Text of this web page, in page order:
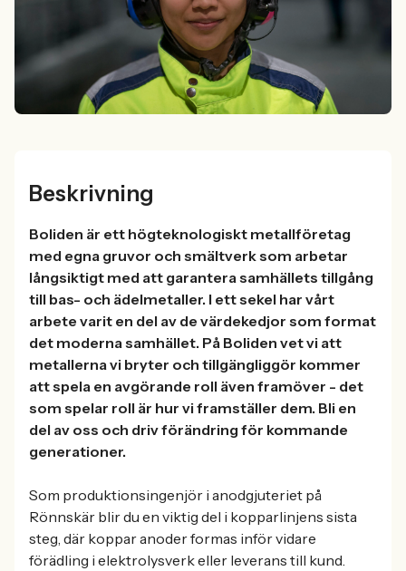
Beskrivning
Boliden är ett högteknologiskt metallföretag
med egna gruvor och smältverk som arbetar
långsiktigt med att garantera samhällets tillgång
till bas- och ädelmetaller. I ett sekel har vårt
arbete varit en del av de värdekedjor som format
det moderna samhället. På Boliden vet vi att
metallerna vi bryter och tillgängliggör kommer
att spela en avgörande roll även framöver - det
som spelar roll är hur vi framställer dem. Bli en
del av oss och driv förändring för kommande
generationer.
Som produktionsingenjör i anodgjuteriet på
Rönnskär blir du en viktig del i kopparlinjens sista
steg, där koppar anoder formas inför vidare
förädling i elektrolysverk eller leverans till kund.